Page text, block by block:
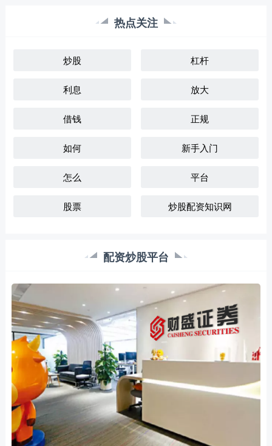
热点关注
炒股 杠杆
利息 放大
借钱 正规
如何 新手入门
怎么 平台
股票 炒股配资知识网
配资炒股平台